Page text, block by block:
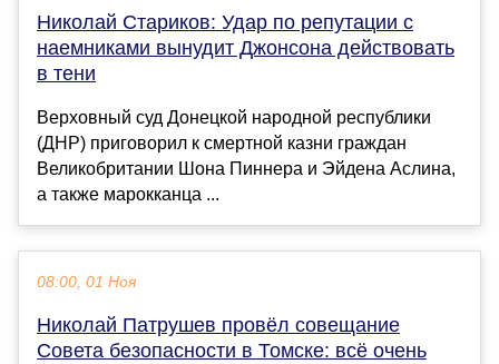
Николай Стариков: Удар по репутации с
наемниками вынудит Джонсона действовать
в тени
Верховный суд Донецкой народной республики
(ДНР) приговорил к смертной казни граждан
Великобритании Шона Пиннера и Эйдена Аслина,
а также марокканца ...
08:00, 01 Ноя
Николай Патрушев провёл совещание
Совета безопасности в Томске: всё очень